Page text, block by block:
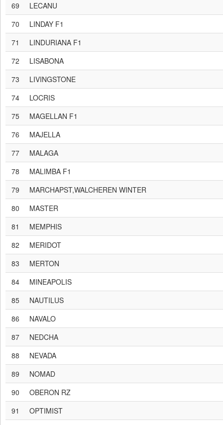
69
LECANU
70
LINDAY F1
71
LINDURIANA F1
72
LISABONA
73
LIVINGSTONE
74
LOCRIS
75
MAGELLAN F1
76
MAJELLA
77
MALAGA
78
MALIMBA F1
79
MARCHAPST,WALCHEREN WINTER
80
MASTER
81
MEMPHIS
82
MERIDOT
83
MERTON
84
MINEAPOLIS
85
NAUTILUS
86
NAVALO
87
NEDCHA
88
NEVADA
89
NOMAD
90
OBERON RZ
91
OPTIMIST